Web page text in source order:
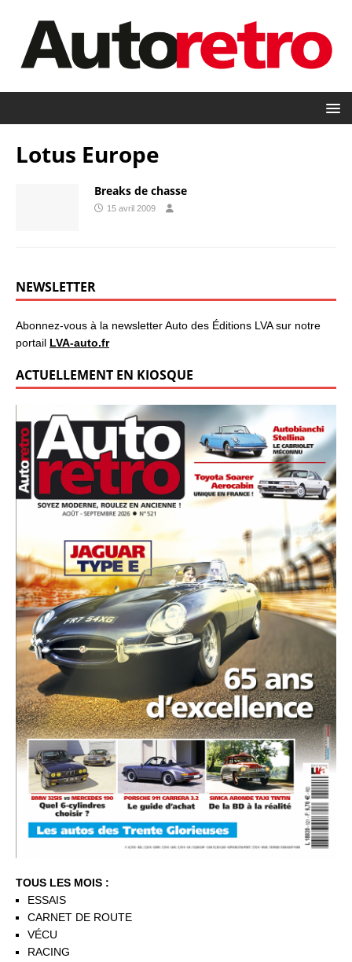
Lotus Europe
Breaks de chasse
15 avril 2009
NEWSLETTER
Abonnez-vous à la newsletter Auto des Éditions LVA sur notre
portail LVA-auto.fr
ACTUELLEMENT EN KIOSQUE
TOUS LES MOIS :
ESSAIS
CARNET DE ROUTE
VÉCU
RACING